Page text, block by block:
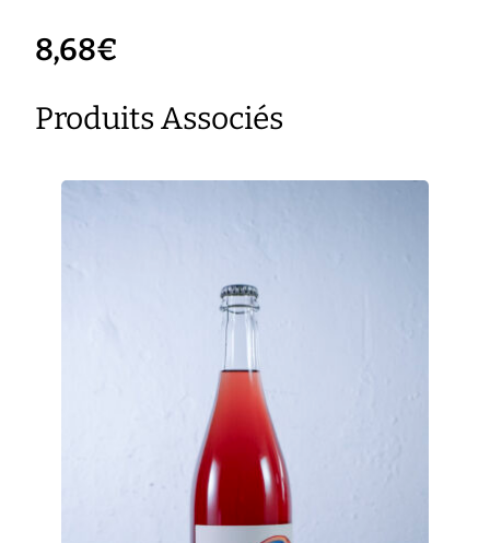
8,68€
Produits Associés